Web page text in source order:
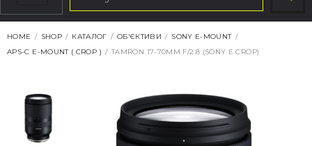
HOME / SHOP / КАТАЛОГ / ОБ'ЄКТИВИ / SONY E-MOUNT /
APS-C E-MOUNT ( CROP ) / TAMRON 17-70MM F/2.8 (SONY E CROP)